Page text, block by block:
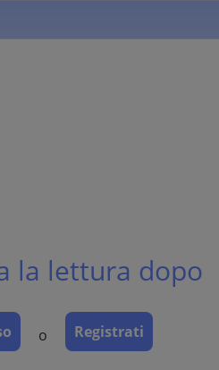
la lettura dopo
o Registrati